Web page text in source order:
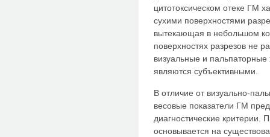
цитотоксическом отеке ГМ
сухими поверхностями
вытекающая в небольшом
поверхностях разрезов не
визуальные и пальпаторные
являются субъективными.
В отличие от визуально-
весовые показатели ГМ
диагностические критерии.
основывается на